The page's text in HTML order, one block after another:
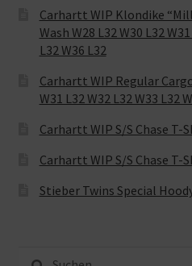
Carhartt WIP Klondike
Wash W28 L32 W30 L32
L32 W36 L32
Carhartt WIP Regular
W31 L32 W32 L32 W33 L32
Carhartt WIP S/S Chase T-
Carhartt WIP S/S Chase T-
Stieber Twins Special Hoody